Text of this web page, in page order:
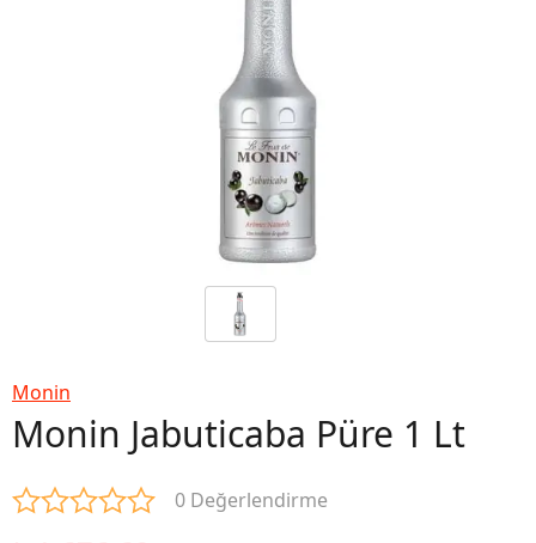
Monin
Monin Jabuticaba Püre 1 Lt
0 Değerlendirme